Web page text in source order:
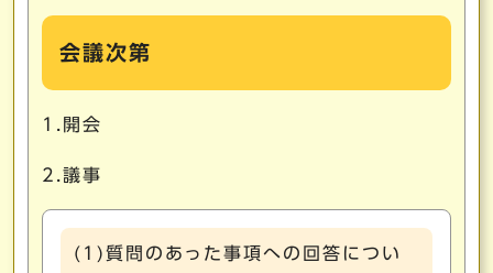
会議次第
1.開会
2.議事
(1)質問のあった事項への回答につい